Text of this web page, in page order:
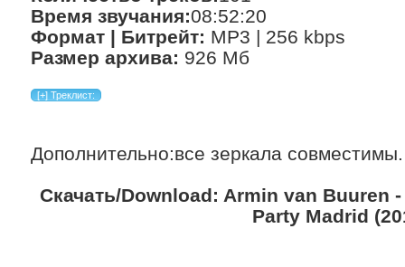
Время звучания:08:52:20
Формат | Битрейт: MP3 | 256 kbps
Размер архива: 926 Мб
Дополнительно:все зеркала совместимы.
Скачать/Download: Armin van Buuren
Party Madrid